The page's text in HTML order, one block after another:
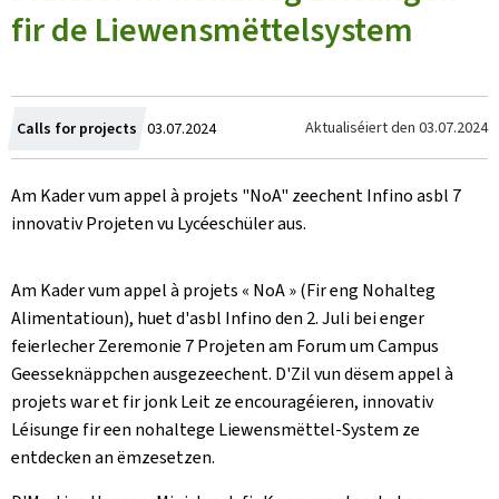
fir de Liewensmëttelsystem
Calls for projects Created
on
03.07.2024 Aktualiséiert den 03.07.2024
Am Kader vum appel à projets "NoA" zeechent Infino asbl 7
innovativ Projeten vu Lycéeschüler aus.
Am Kader vum appel à projets « NoA » (Fir eng Nohalteg
Alimentatioun), huet d'asbl Infino den 2. Juli bei enger
feierlecher Zeremonie 7 Projeten am Forum um Campus
Geesseknäppchen ausgezeechent. D'Zil vun dësem appel à
projets war et fir jonk Leit ze encouragéieren, innovativ
Léisunge fir een nohaltege Liewensmëttel-System ze
entdecken an ëmzesetzen.